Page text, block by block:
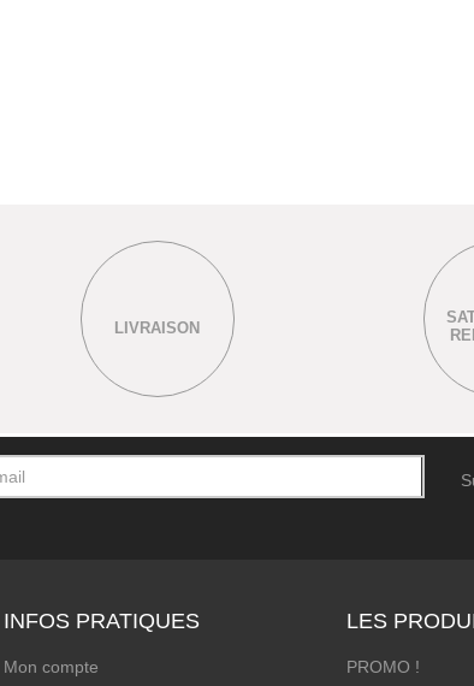
LIVRAISON
INFOS PRATIQUES
Mon compte
LES
PROMO !